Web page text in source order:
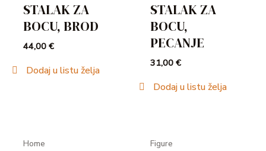
STALAK ZA
BOCU, BROD
44,00€
Dodaj u listu želja
STALAK ZA
BOCU,
PECANJE
31,00€
Dodaj u listu želja
Home Figure